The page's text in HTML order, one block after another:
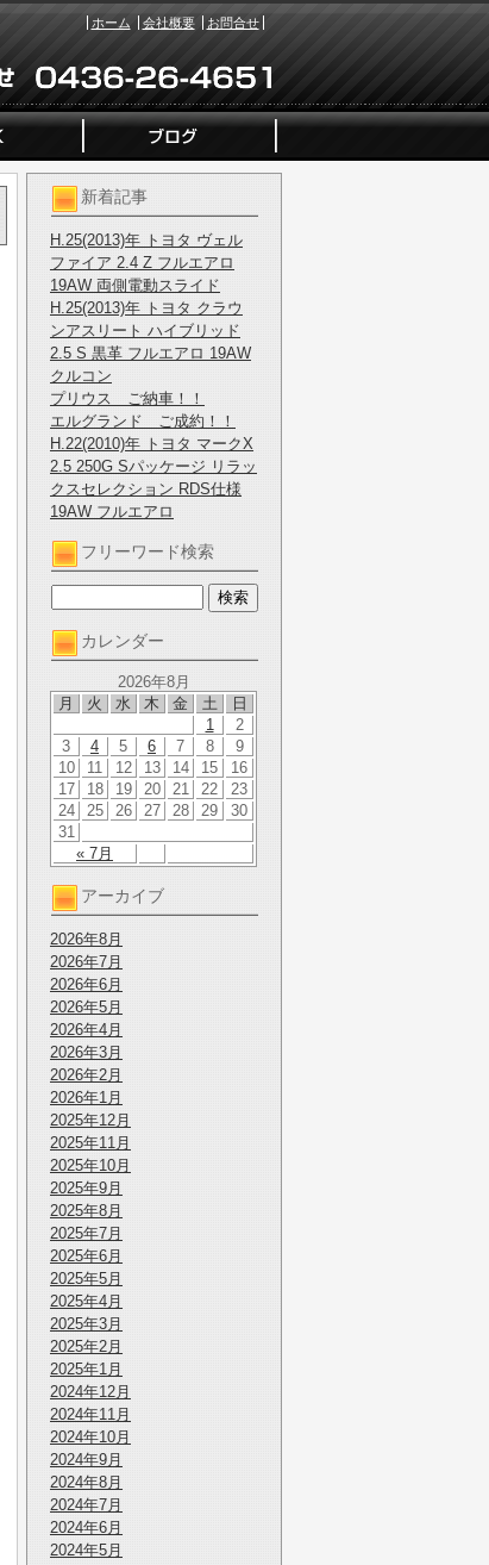
ホーム 会社概要 お問合せ
新着記事
H.25(2013)年 トヨタ ヴェル
ファイア 2.4 Z フルエアロ
19AW 両側電動スライド
H.25(2013)年 トヨタ クラウ
ンアスリート ハイブリッド
2.5 S 黒革 フルエアロ 19AW
クルコン
プリウス ご納車！！
エルグランド ご成約！！
H.22(2010)年 トヨタ マークX
2.5 250G Sパッケージ リラッ
クスセレクション RDS仕様
19AW フルエアロ
フリーワード検索
カレンダー
2026年8月
月
火 水 木 金 土 日
« 7月
1
2
3
4 5 6 7 8
9
10
11 12 13 14 15
16
17
18 19 20 21 22
23
24
25 26 27 28 29
30
31
アーカイブ
2026年8月
2026年7月
2026年6月
2026年5月
2026年4月
2026年3月
2026年2月
2026年1月
2025年12月
2025年11月
2025年10月
2025年9月
2025年8月
2025年7月
2025年6月
2025年5月
2025年4月
2025年3月
2025年2月
2025年1月
2024年12月
2024年11月
2024年10月
2024年9月
2024年8月
2024年7月
2024年6月
2024年5月